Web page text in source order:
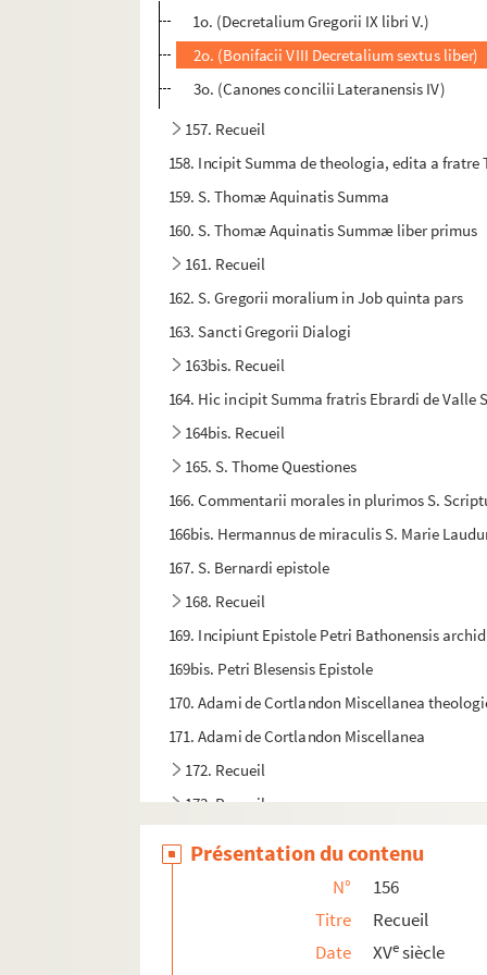
1o. (Decretalium Gregorii IX libri V.)
2o. (Bonifacii VIII Decretalium sextus liber)
3o. (Canones concilii Lateranensis IV)
157. Recueil
158. Incipit Summa de theologia, edita a
159. S. Thomæ Aquinatis Summa
160. S. Thomæ Aquinatis Summæ liber primus
161. Recueil
162. S. Gregorii moralium in Job quinta pars
163. Sancti Gregorii Dialogi
163bis. Recueil
164. Hic incipit Summa fratris Ebrardi de Valle
164bis. Recueil
165. S. Thome Questiones
166. Commentarii morales in plurimos S.
166bis. Hermannus de miraculis S. Marie
167. S. Bernardi epistole
168. Recueil
169. Incipiunt Epistole Petri Bathonensis
169bis. Petri Blesensis Epistole
170. Adami de Cortlandon Miscellanea
171. Adami de Cortlandon Miscellanea
172. Recueil
173. Recueil
175. (Cassianus) De institutione monachorum
Présentation du contenu
N°
156
Titre
Recueil
Date
XVesiècle